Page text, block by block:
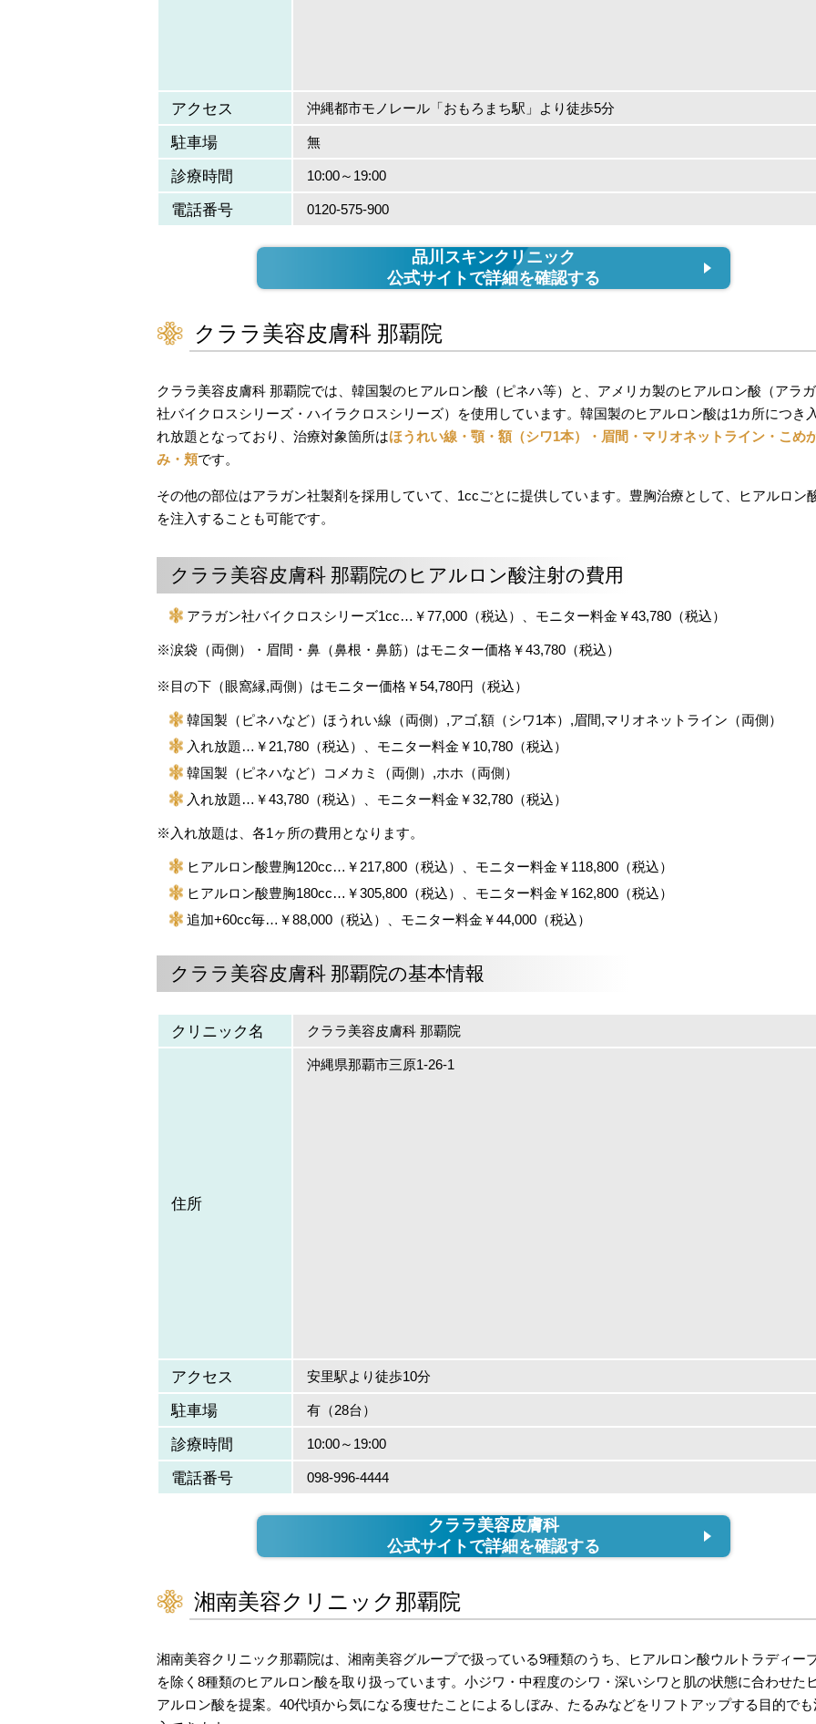
アクセス 沖縄都市モノレール「おもろまち駅」より徒歩5分
駐車場 無
診療時間 10:00～19:00
電話番号 0120-575-900
品川スキンクリニック
公式サイトで詳細を確認する
クララ美容皮膚科 那覇院
クララ美容皮膚科 那覇院では、韓国製のヒアルロン酸（ピネハ等）と、アメリカ製のヒアルロン酸（アラ
社バイクロスシリーズ・ハイラクロスシリーズ）を使用しています。韓国製のヒアルロン酸は1カ所につき入
れ放題となっており、治療対象箇所はほうれい線・顎・額（シワ1本）・眉間・マリオネットライン・こめ
み・頬です。
その他の部位はアラガン社製剤を採用していて、1ccごとに提供しています。豊胸治療として、ヒアルロン
を注入することも可能です。
クララ美容皮膚科 那覇院のヒアルロン酸注射の費用
アラガン社バイクロスシリーズ1cc…￥77,000（税込）、モニター料金￥43,780（税込）
※涙袋（両側）・眉間・鼻（鼻根・鼻筋）はモニター価格￥43,780（税込）
※目の下（眼窩縁,両側）はモニター価格￥54,780円（税込）
韓国製（ピネハなど）ほうれい線（両側）,アゴ,額（シワ1本）,眉間,マリオネットライン（両側）
入れ放題…￥21,780（税込）、モニター料金￥10,780（税込）
韓国製（ピネハなど）コメカミ（両側）,ホホ（両側）
入れ放題…￥43,780（税込）、モニター料金￥32,780（税込）
※入れ放題は、各1ヶ所の費用となります。
ヒアルロン酸豊胸120cc…￥217,800（税込）、モニター料金￥118,800（税込）
ヒアルロン酸豊胸180cc…￥305,800（税込）、モニター料金￥162,800（税込）
追加+60cc毎…￥88,000（税込）、モニター料金￥44,000（税込）
クララ美容皮膚科 那覇院の基本情報
クリニック名 クララ美容皮膚科 那覇院
住所
沖縄県那覇市三原1-26-1
アクセス 安里駅より徒歩10分
駐車場 有（28台）
診療時間 10:00～19:00
電話番号 098-996-4444
クララ美容皮膚科
公式サイトで詳細を確認する
湘南美容クリニック那覇院
湘南美容クリニック那覇院は、湘南美容グループで扱っている9種類のうち、ヒアルロン酸ウルトラディー
を除く8種類のヒアルロン酸を取り扱っています。小ジワ・中程度のシワ・深いシワと肌の状態に合わせたヒ
アルロン酸を提案。40代頃から気になる痩せたことによるしぼみ、たるみなどをリフトアップする目的でも